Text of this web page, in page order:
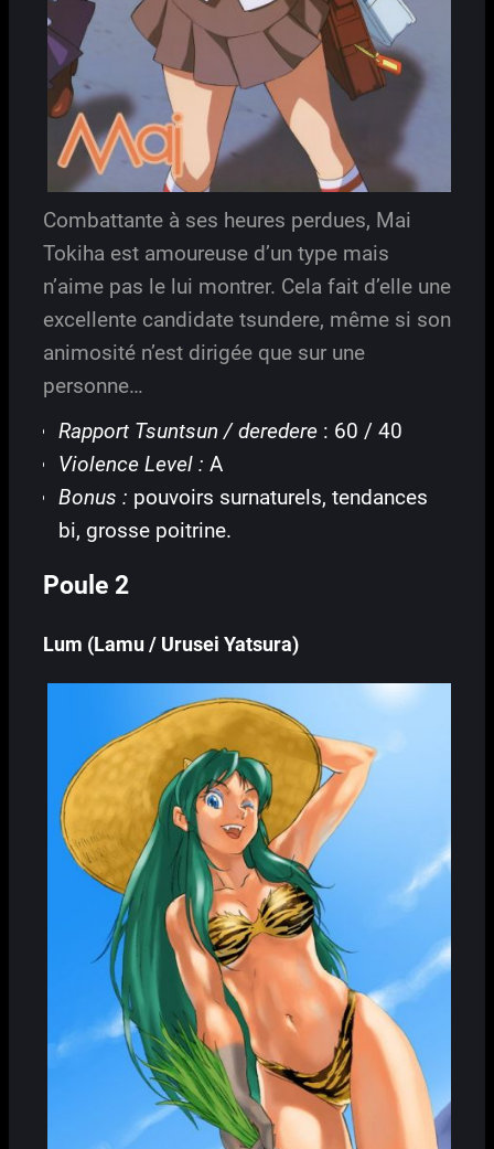
Combattante à ses heures perdues, Mai
Tokiha est amoureuse d’un type mais
n’aime pas le lui montrer. Cela fait d’elle une
excellente candidate tsundere, même si son
animosité n’est dirigée que sur une
personne…
Rapport Tsuntsun / deredere: 60 / 40
Violence Level : A
Bonus : pouvoirs surnaturels, tendances
bi, grosse poitrine.
Poule 2
Lum (Lamu / Urusei Yatsura)